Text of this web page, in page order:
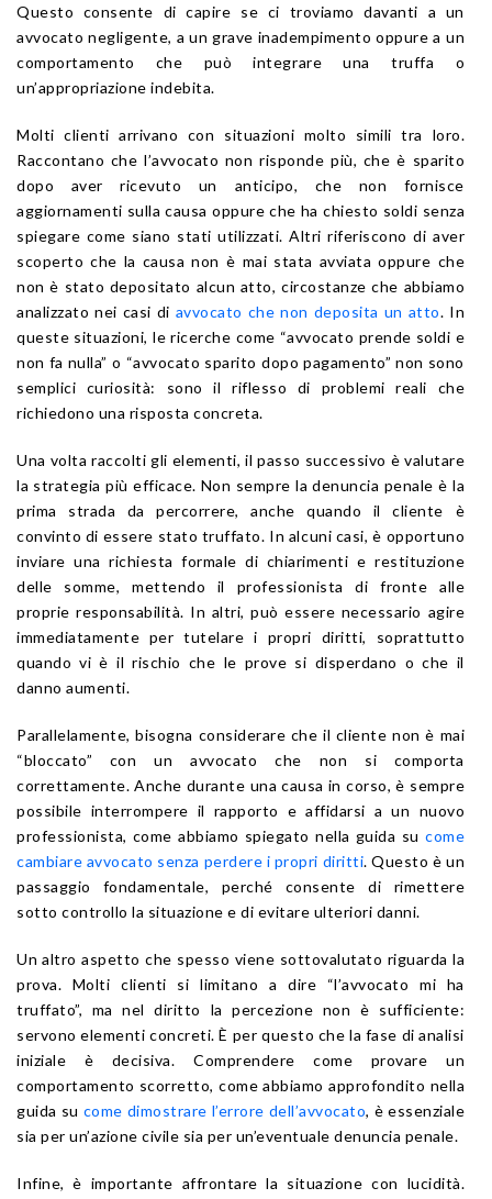
Questo consente di capire se ci troviamo davanti a un
avvocato negligente, a un grave inadempimento oppure a un
comportamento che può integrare una truffa o
un’appropriazione indebita.
Molti clienti arrivano con situazioni molto simili tra loro.
Raccontano che l’avvocato non risponde più, che è sparito
dopo aver ricevuto un anticipo, che non fornisce
aggiornamenti sulla causa oppure che ha chiesto soldi senza
spiegare come siano stati utilizzati. Altri riferiscono di aver
scoperto che la causa non è mai stata avviata oppure che
non è stato depositato alcun atto, circostanze che abbiamo
analizzato nei casi di avvocato che non deposita un atto. In
queste situazioni, le ricerche come “avvocato prende soldi e
non fa nulla” o “avvocato sparito dopo pagamento” non sono
semplici curiosità: sono il riflesso di problemi reali che
richiedono una risposta concreta.
Una volta raccolti gli elementi, il passo successivo è valutare
la strategia più efficace. Non sempre la denuncia penale è la
prima strada da percorrere, anche quando il cliente è
convinto di essere stato truffato. In alcuni casi, è opportuno
inviare una richiesta formale di chiarimenti e restituzione
delle somme, mettendo il professionista di fronte alle
proprie responsabilità. In altri, può essere necessario agire
immediatamente per tutelare i propri diritti, soprattutto
quando vi è il rischio che le prove si disperdano o che il
danno aumenti.
Parallelamente, bisogna considerare che il cliente non è mai
“bloccato” con un avvocato che non si comporta
correttamente. Anche durante una causa in corso, è sempre
possibile interrompere il rapporto e affidarsi a un nuovo
professionista, come abbiamo spiegato nella guida su come
cambiare avvocato senza perdere i propri diritti. Questo è un
passaggio fondamentale, perché consente di rimettere
sotto controllo la situazione e di evitare ulteriori danni.
Un altro aspetto che spesso viene sottovalutato riguarda la
prova. Molti clienti si limitano a dire “l’avvocato mi ha
truffato”, ma nel diritto la percezione non è sufficiente:
servono elementi concreti. È per questo che la fase di analisi
iniziale è decisiva. Comprendere come provare un
comportamento scorretto, come abbiamo approfondito nella
guida su come dimostrare l’errore dell’avvocato, è essenziale
sia per un’azione civile sia per un’eventuale denuncia penale.
Infine, è importante affrontare la situazione con lucidità.